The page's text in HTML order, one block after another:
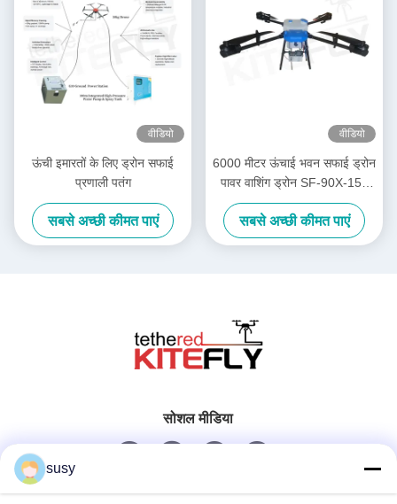
वीडियो
ऊंची इमारतों के लिए ड्रोन सफाई
प्रणाली पतंग
सबसे अच्छी कीमत पाएं
वीडियो
6000 मीटर ऊंचाई भवन सफाई ड्रोन
पावर वाशिंग ड्रोन SF-90X-150
पतंग
सबसे अच्छी कीमत पाएं
सोशल मीडिया
त्वरित संपर्क
susy